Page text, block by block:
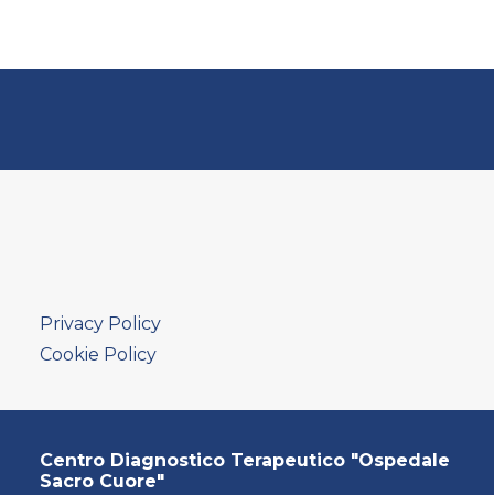
Privacy Policy
Cookie Policy
Centro Diagnostico Terapeutico "Ospedale
Sacro Cuore"